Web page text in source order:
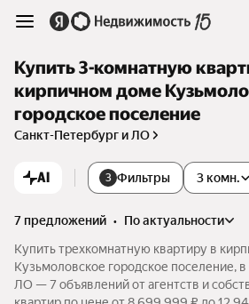
Купить 3-комнатную
кирпичном доме
городское поселение
Санкт-Петербург и ЛО
AI 3 Фильтры 3 комн.
7 предложений •
по актуальности
Купить трехкомнатную квартиру в
Кузьмоловское городское поселение,
ЛО — 7 объявлений от агентств и